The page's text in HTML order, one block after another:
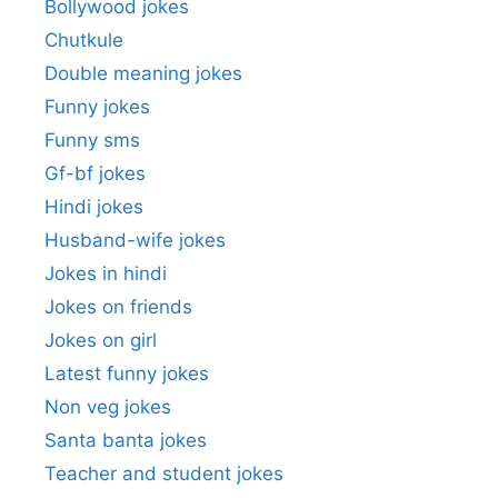
Bollywood jokes
Chutkule
Double meaning jokes
Funny jokes
Funny sms
Gf-bf jokes
Hindi jokes
Husband-wife jokes
Jokes in hindi
Jokes on friends
Jokes on girl
Latest funny jokes
Non veg jokes
Santa banta jokes
Teacher and student jokes